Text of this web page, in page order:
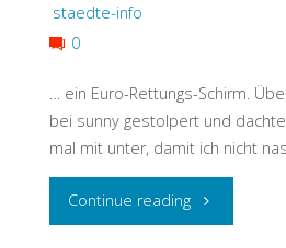
staedte-info
0
… ein Euro-Rettungs-Schirm.
bei sunny gestolpert und
mal mit unter, damit ich nicht
Continue reading"Ein